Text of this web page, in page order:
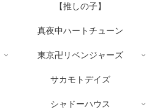
【推しの子】
真夜中ハートチューン
東京卍リベンジャーズ
サカモトデイズ
シャドーハウス